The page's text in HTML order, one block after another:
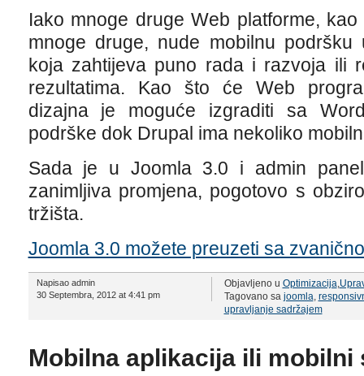
Iako mnoge druge Web platforme,
mnoge druge, nude mobilnu
koja zahtijeva puno rada i razvoja ili
rezultatima. Kao što će Web
dizajna je moguće izgraditi sa
podrške dok Drupal ima nekoliko
Sada je u Joomla 3.0 i admin
zanimljiva promjena, pogotovo s
tržišta.
Joomla 3.0 možete preuzeti sa
Napisao admin
30 Septembra, 2012 at 4:41 pm
Objavljeno u Optimizacija,
Tagovano sa joomla,
upravljanje sadržajem
Mobilna aplikacija ili mobilni